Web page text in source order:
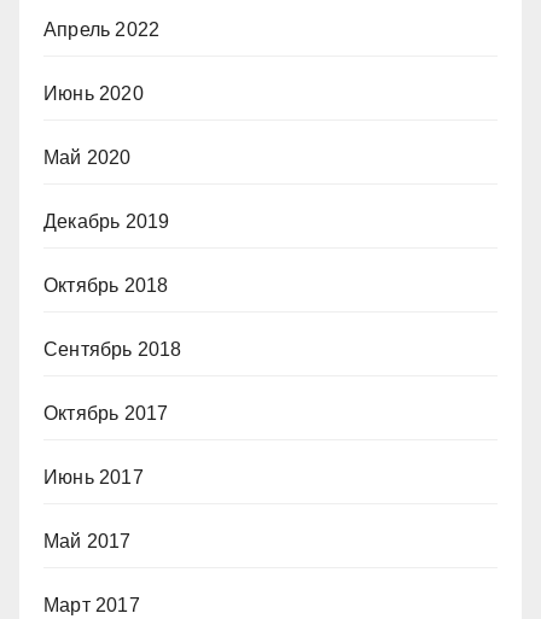
Апрель 2022
Июнь 2020
Май 2020
Декабрь 2019
Октябрь 2018
Сентябрь 2018
Октябрь 2017
Июнь 2017
Май 2017
Март 2017